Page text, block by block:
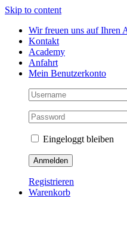
Skip to content
Wir freuen uns auf Ihren
Kontakt
Academy
Anfahrt
Mein Benutzerkonto
Eingeloggt bleiben
Registrieren
Warenkorb